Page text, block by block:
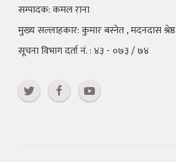
सम्पादक: कमल राना
मुख्य सल्लाहकार: कुमार बस्नेत , मदनदास श्रेष्ठ
सूचना विभाग दर्ता नं. : ४३ - ०७३ / ७४